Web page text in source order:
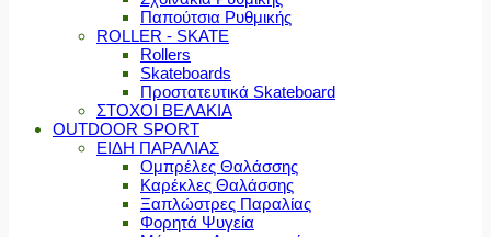
Παπούτσια Ρυθμικής
ROLLER - SKATE
Rollers
Skateboards
Προστατευτικά Skateboard
ΣΤΟΧΟΙ ΒΕΛΑΚΙΑ
OUTDOOR SPORT
ΕΙΔΗ ΠΑΡΑΛΙΑΣ
Ομπρέλες Θαλάσσης
Καρέκλες Θαλάσσης
Ξαπλώστρες Παραλίας
Φορητά Ψυγεία